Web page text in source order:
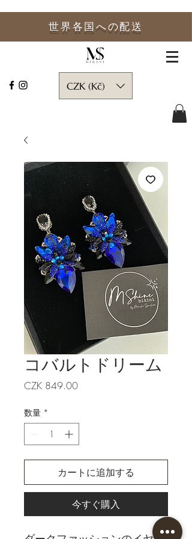
世界各国への配送
CZK (Kč)
コバルトドリーム
CZK 849.00価
数量 *
カートに追加する
今すぐ購入